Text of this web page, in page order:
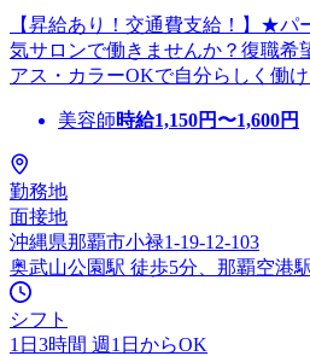
【昇給あり！交通費支給！】★
気サロンで働きませんか？復職
アス・カラーOKで自分らしく働
美容師時給1,150円〜1,600円
勤務地
面接地
沖縄県那覇市小禄1-19-12-103
奥武山公園駅 徒歩5分、那覇空港
シフト
1日3時間 週1日からOK